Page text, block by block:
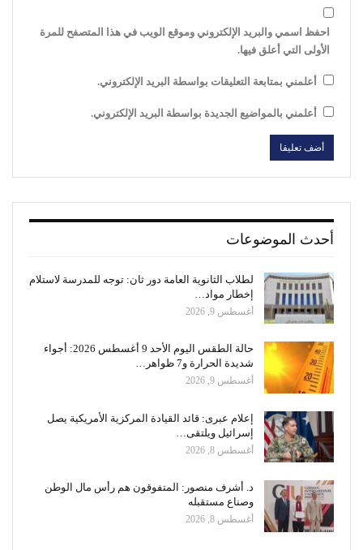
احفظ اسمي والبريد الإلكتروني وموقع الويب في هذا المتصفح للمرة
الأولى التي أعلق فيها.
أعلمني بمتابعة التعليقات بواسطة البريد الإلكتروني.
أعلمني بالمواضيع الجديدة بواسطة البريد الإلكتروني.
أحدث الموضوعات
لطلاب الثانوية العامة دور ثان: توجه للمدرسة لاستلام
إخطار مواد…
أغسطس 9, 2026
حالة الطقس اليوم الأحد 9 أغسطس 2026: أجواء
شديدة الحرارة و7 ظواهر…
أغسطس 9, 2026
إعلام عبرى: قائد القيادة المركزية الأمريكية يصل
إسرائيل ويلتقى…
أغسطس 8, 2026
د. أشرف منصور: المتفوقون هم رأس مال الوطن
وصناع مستقبله
أغسطس 8, 2026